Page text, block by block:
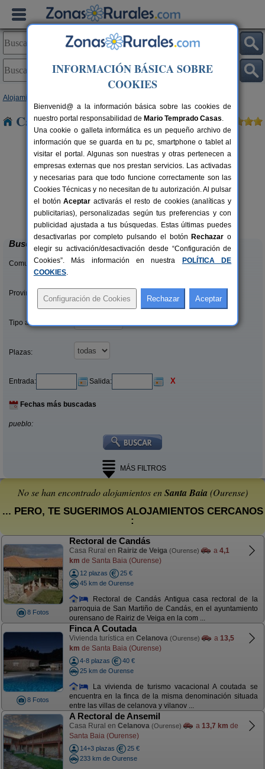
Alojamientos
Casas Rurales cerca de Santa Baia
4 pers.
desde35 €
Casa da Canella
Nogueira de Ramuín (Ourense)
Buscar
Comunidades:
Provincias/Islas:
Tipo alquiler:
Plazas:
Entrada: Salida: X
Fechas más buscadas
pueblo:
MÁS FILTROS
No se han encontrado alojamientos enSanta Baia (Ourense)
... PERO, TE SUGERIMOS ALOJAMIENTOS CERCANOS
:
8 Fotos
Rectoral de Candás
Casa Rural en Rairiz de Veiga (Ourense) a 4,1
km de Santa Baia (Ourense)
12 plazas
25 €
45 km de Ourense
Rectoral de Candás Antigua casa rectoral de la
parroquia de San Martiño de Candás, en el ayuntamiento
ourensano de Rairiz de Veiga en la com ...
8 Fotos
Finca A Coutada
Vivienda turística en Celanova (Ourense) a 13,5
km de Santa Baia (Ourense)
4-8 plazas
40 €
25 km de Ourense
La vivienda de turismo vacacional A coutada se
encuentra en la finca de la misma denominación situada
entre las villas de celanova y vilanov ...
A Rectoral de Ansemil
Casa Rural en Celanova (Ourense) a 13,7 km de
Santa Baia (Ourense)
14+3 plazas
25 €
233 km de Ourense
INFORMACIÓN BÁSICA SOBRE
COOKIES
Bienvenid@ a la información básica sobre las cookies de
nuestro portal responsabilidad de Mario Temprado Casas.
Una cookie o galleta informática es un pequeño archivo de
información que se guarda en tu pc, smartphone o tablet al
visitar el portal. Algunas son nuestras y otras pertenecen a
empresas externas que nos prestan servicios. Las activadas
y necesarias para que todo funcione correctamente son las
Cookies Técnicas y no necesitan de tu autorización. Al pulsar
el botónAceptar activarás el resto de cookies (analíticas y
publicitarias), personalizadas según tus preferencias y con
publicidad ajustada a tus búsquedas. Estas últimas puedes
desactivarlas por completo pulsando el botón Rechazar o
elegir su activación/desactivación desde “Configuración de
Cookies”. Más información en nuestra
POLÍTICA DE
COOKIES.